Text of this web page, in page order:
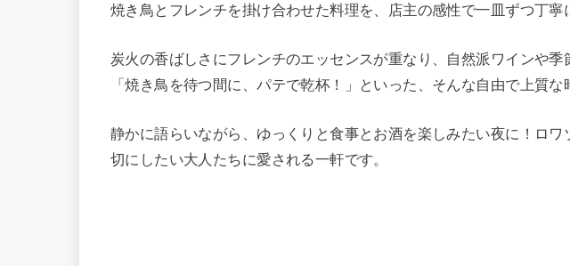
焼き鳥とフレンチを掛け合わせた料理を、店主の感性で一皿ずつ丁寧
炭火の香ばしさにフレンチのエッセンスが重なり、自然派ワインや季
「焼き鳥を待つ間に、パテで乾杯！」といった、そんな自由で上質な
静かに語らいながら、ゆっくりと食事とお酒を楽しみたい夜に！ロ
切にしたい大人たちに愛される一軒です。